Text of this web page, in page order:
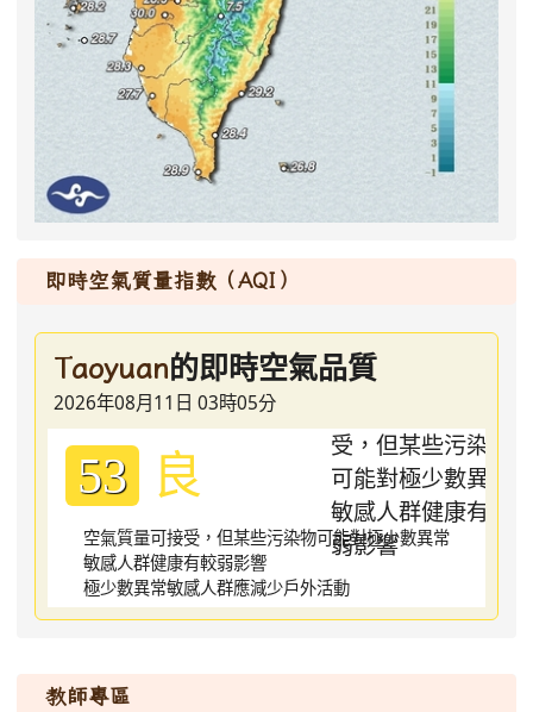
即時空氣質量指數（AQI）
Taoyuan的即時空氣品質
2026年08月11日 03時05分
53 良
空氣質量可接受，但某些污染物可能對極少數異常
敏感人群健康有較弱影響
極少數異常敏感人群應減少戶外活動
教師專區